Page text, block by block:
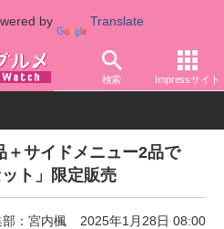
by Translate
検索 Impressサイト
ン デニーズ
＋サイドメニュー2品で
ト」限定販売
部：宮内楓 2025年1月28日 08:00